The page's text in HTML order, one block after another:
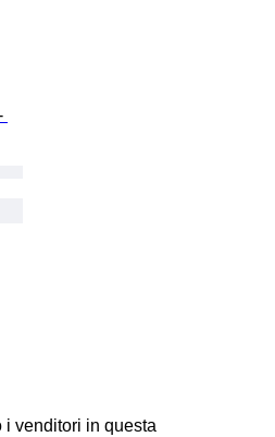
venditori in questa